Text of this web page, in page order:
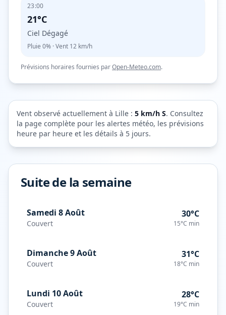
23:00
21°C
Ciel Dégagé
Pluie 0% · Vent 12 km/h
Prévisions horaires fournies parOpen-Meteo.com.
Vent observé actuellement à Lille : 5 km/h S. Consultez
la page complète pour les alertes météo, les prévisions
heure par heure et les détails à 5 jours.
Suite de la semaine
Samedi 8 Août
Couvert
30°C
15°C min
Dimanche 9 Août
Couvert
31°C
18°C min
Lundi 10 Août
Couvert
28°C
19°C min